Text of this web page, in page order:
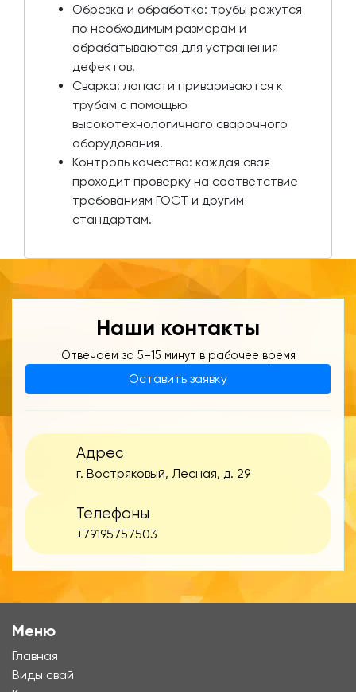
Обрезка и обработка: трубы режутся
по необходимым размерам и
обрабатываются для устранения
дефектов.
Сварка: лопасти привариваются к
трубам с помощью
высокотехнологичного сварочного
оборудования.
Контроль качества: каждая свая
проходит проверку на соответствие
требованиям ГОСТ и другим
стандартам.
Наши контакты
Отвечаем за 5–15 минут в рабочее время
Оставить заявку
Адрес
г. Востряковый, Лесная, д. 29
Телефоны
+79195757503
Меню
Главная
Виды свай